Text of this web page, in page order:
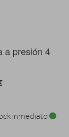
a presión 4
inmediato